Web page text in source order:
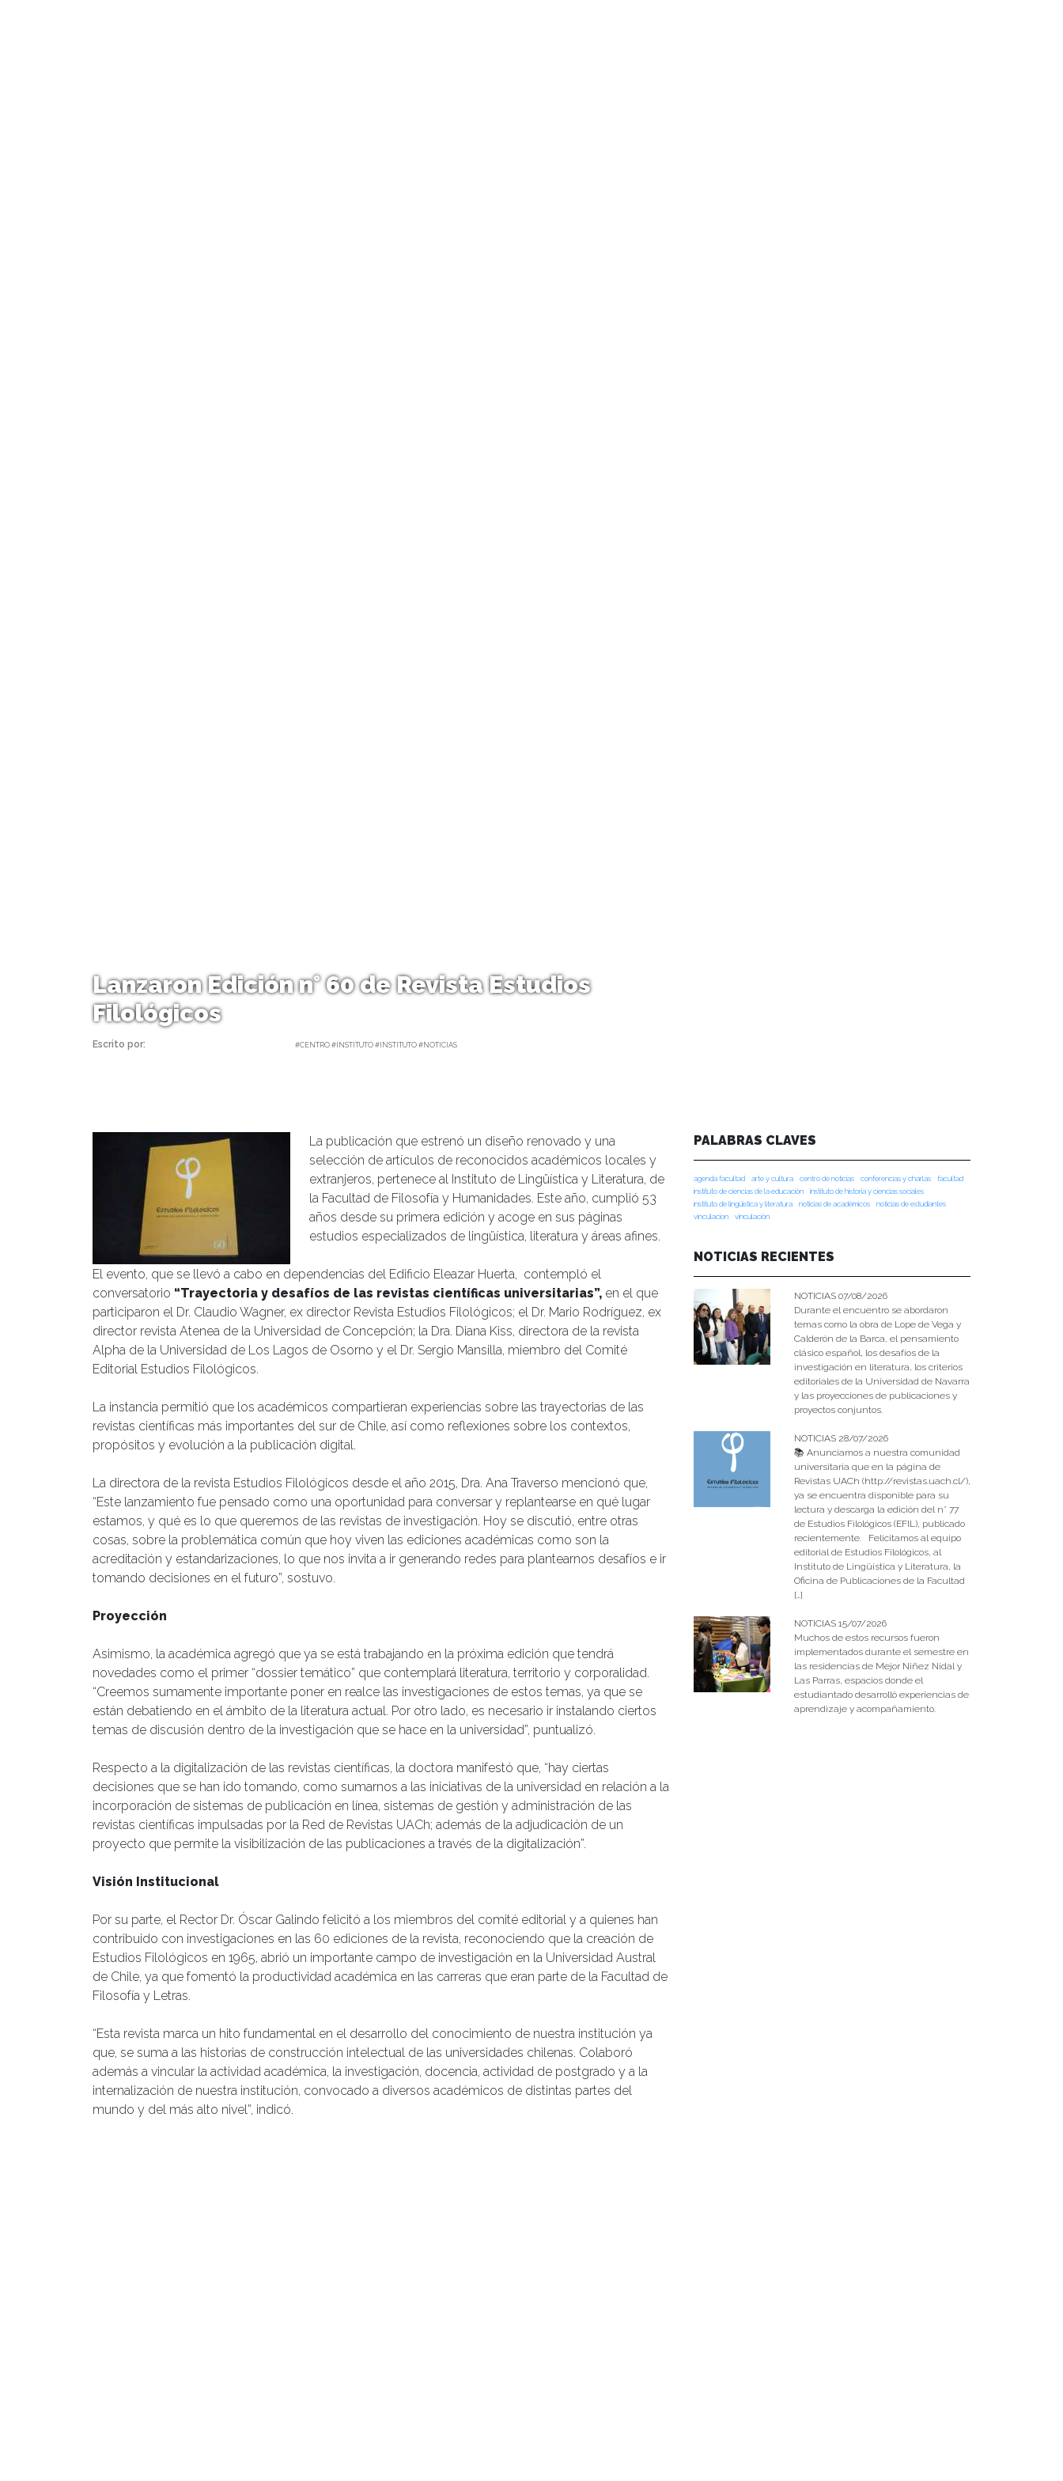
Lanzaron Edición n° 60 de Revista Estudios
Filológicos
Escrito por: #CENTRO #INSTITUTO #INSTITUTO #NOTICIAS
La publicación que estrenó un diseño renovado y una
selección de artículos de reconocidos académicos locales y
extranjeros, pertenece al Instituto de Lingüística y Literatura, de
la Facultad de Filosofía y Humanidades. Este año, cumplió 53
años desde su primera edición y acoge en sus páginas
estudios especializados de lingüística, literatura y áreas afines.
El evento, que se llevó a cabo en dependencias del Edificio Eleazar Huerta, contempló el
conversatorio “Trayectoria y desafíos de las revistas científicas universitarias”, en el que
participaron el Dr. Claudio Wagner, ex director Revista Estudios Filológicos; el Dr. Mario Rodríguez, ex
director revista Atenea de la Universidad de Concepción; la Dra. Diana Kiss, directora de la revista
Alpha de la Universidad de Los Lagos de Osorno y el Dr. Sergio Mansilla, miembro del Comité
Editorial Estudios Filológicos.
La instancia permitió que los académicos compartieran experiencias sobre las trayectorias de las
revistas científicas más importantes del sur de Chile, así como reflexiones sobre los contextos,
propósitos y evolución a la publicación digital.
La directora de la revista Estudios Filológicos desde el año 2015, Dra. Ana Traverso mencionó que,
“Este lanzamiento fue pensado como una oportunidad para conversar y replantearse en qué lugar
estamos, y qué es lo que queremos de las revistas de investigación. Hoy se discutió, entre otras
cosas, sobre la problemática común que hoy viven las ediciones académicas como son la
acreditación y estandarizaciones, lo que nos invita a ir generando redes para plantearnos desafíos e ir
tomando decisiones en el futuro”, sostuvo.
Proyección
Asimismo, la académica agregó que ya se está trabajando en la próxima edición que tendrá
novedades como el primer “dossier temático” que contemplará literatura, territorio y corporalidad.
“Creemos sumamente importante poner en realce las investigaciones de estos temas, ya que se
están debatiendo en el ámbito de la literatura actual. Por otro lado, es necesario ir instalando ciertos
temas de discusión dentro de la investigación que se hace en la universidad”, puntualizó.
Respecto a la digitalización de las revistas científicas, la doctora manifestó que, “hay ciertas
decisiones que se han ido tomando, como sumarnos a las iniciativas de la universidad en relación a la
incorporación de sistemas de publicación en línea, sistemas de gestión y administración de las
revistas científicas impulsadas por la Red de Revistas UACh; además de la adjudicación de un
proyecto que permite la visibilización de las publicaciones a través de la digitalización”.
Visión Institucional
Por su parte, el Rector Dr. Óscar Galindo felicitó a los miembros del comité editorial y a quienes han
contribuido con investigaciones en las 60 ediciones de la revista, reconociendo que la creación de
Estudios Filológicos en 1965, abrió un importante campo de investigación en la Universidad Austral
de Chile, ya que fomentó la productividad académica en las carreras que eran parte de la Facultad de
Filosofía y Letras.
“Esta revista marca un hito fundamental en el desarrollo del conocimiento de nuestra institución ya
que, se suma a las historias de construcción intelectual de las universidades chilenas. Colaboró
además a vincular la actividad académica, la investigación, docencia, actividad de postgrado y a la
internalización de nuestra institución, convocado a diversos académicos de distintas partes del
mundo y del más alto nivel”, indicó.
PALABRAS CLAVES
agenda facultad arte y cultura centro de noticias conferencias y charlas
facultad
instituto de ciencias de la educación
instituto de historia y ciencias sociales
instituto de lingüística y literatura
noticias de académicos
noticias de estudiantes
vinculacion
vinculación
NOTICIAS RECIENTES
NOTICIAS 07/08/2026
Durante el encuentro se abordaron
temas como la obra de Lope de Vega y
Calderón de la Barca, el pensamiento
clásico español, los desafíos de la
investigación en literatura, los criterios
editoriales de la Universidad de Navarra
y las proyecciones de publicaciones y
proyectos conjuntos.
NOTICIAS 28/07/2026
📚 Anunciamos a nuestra comunidad
universitaria que en la página de
Revistas UACh (http://revistas.uach.cl/),
ya se encuentra disponible para su
lectura y descarga la edición del n° 77
de Estudios Filológicos (EFIL), publicado
recientemente. Felicitamos al equipo
editorial de Estudios Filológicos, al
Instituto de Lingüística y Literatura, la
Oficina de Publicaciones de la Facultad
[…]
NOTICIAS 15/07/2026
Muchos de estos recursos fueron
implementados durante el semestre en
las residencias de Mejor Niñez Nidal y
Las Parras, espacios donde el
estudiantado desarrolló experiencias de
aprendizaje y acompañamiento.